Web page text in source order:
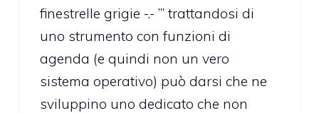
finestrelle grigie -.- ”’ trattandosi di
uno strumento con funzioni di
agenda (e quindi non un vero
sistema operativo) può darsi che ne
sviluppino uno dedicato che non